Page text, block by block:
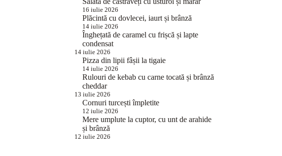
16 iulie 2026
Plăcintă cu dovlecei, iaurt și brânză
14 iulie 2026
Înghețată de caramel cu frișcă și lapte
condensat
14 iulie 2026
Pizza din lipii fâșii la tigaie
14 iulie 2026
Rulouri de kebab cu carne tocată și brânză
cheddar
13 iulie 2026
Cornuri turcești împletite
12 iulie 2026
Mere umplute la cuptor, cu unt de arahide
și brânză
12 iulie 2026